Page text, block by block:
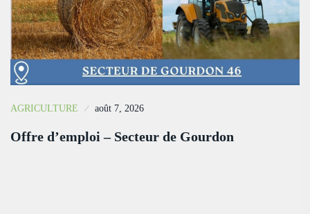
AGRICULTURE août 7, 2026
Offre d’emploi – Secteur de Gourdon